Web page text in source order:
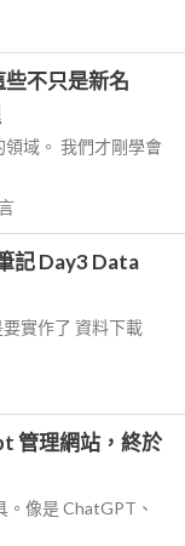
不只是新名
域。 我們才剛學會
記 Day3 Data
實作了 資料下載
管理網站，終於
像是 ChatGPT、